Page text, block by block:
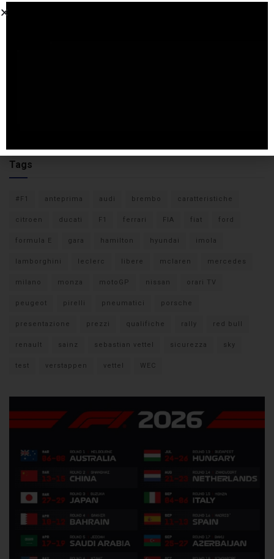
Tags
#F1 anteprima audi brembo caratteristiche
citroen ducati F1 ferrari FIA fiat ford
formula E gara hamilton hyundai imola
lamborghini leclerc libere mclaren mercedes
milano monza motoGP nissan orari TV
peugeot pirelli pneumatici porsche
presentazione prezzi qualifiche rally red bull
renault sainz sebastian vettel sicurezza sky
test verstappen vettel WEC